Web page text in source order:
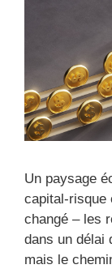
Un paysage
capital-risque
changé – les
dans un délai
mais le